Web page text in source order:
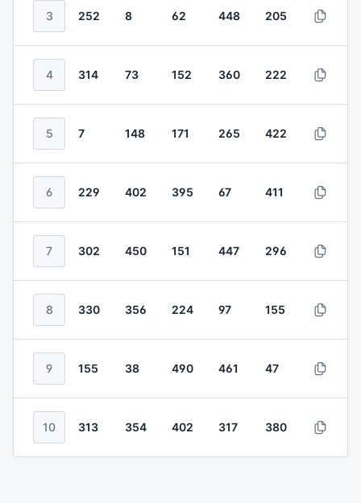
3 252 8 62 448 205
4 314 73 152 360 222
5 7 148 171 265 422
6 229 402 395 67 411
7 302 450 151 447 296
8 330 356 224 97 155
9 155 38 490 461 47
10 313 354 402 317 380